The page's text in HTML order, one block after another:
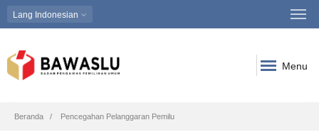
Lang Indonesian
Menu
Breadcrumb
Beranda Pencegahan Pelanggaran Pemilu